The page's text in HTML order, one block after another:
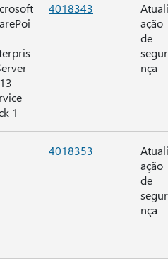
1
4018343
ação
de
nça
4018353
ação
de
nça